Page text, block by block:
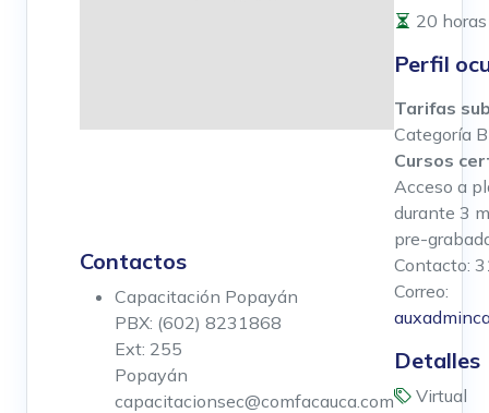
Contactos
Capacitación Popayán
PBX: (602) 8231868
Ext: 255
Popayán
capacitacionsec@comfacauca.com
20 horas
Perfil
Tarifas
Categoría B
Cursos
Acceso a
durante 3
pre-
Contacto:
Correo:
Detalles
Virtual